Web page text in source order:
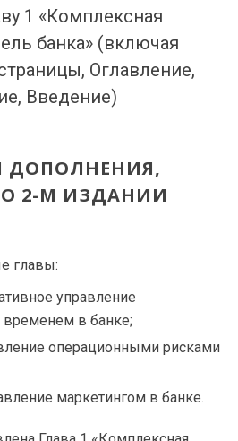
1 «Комплексная
банка» (включая
Оглавление,
Введение)
ДОПОЛНЕНИЯ,
2-М ИЗДАНИИ
главы:
управление
временем в банке;
операционными рисками
маркетингом в банке.